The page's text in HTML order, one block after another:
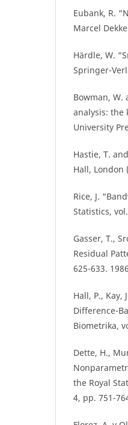
Eubank, R.
Marcel
Härdle, W.
Springer-
Bowman,
analysis: the
University
Hastie, T.
Hall, London
Rice, J.
Statistics,
Gasser, T.,
Residual
625-633. 1986
Hall, P.,
Difference-
Biometrika,
Dette, H.,
the Royal
4, pp. 751-